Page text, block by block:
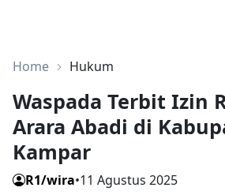
Home Hukum
Waspada Terbit Izin
Arara Abadi di
Kampar
R1/wira•11 Agustus 2025